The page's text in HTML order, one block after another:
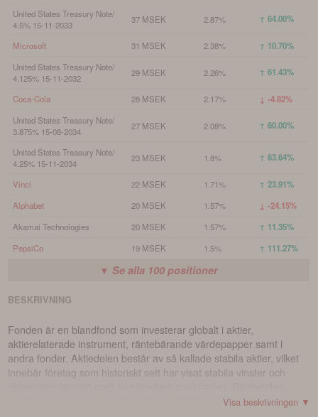
United States Treasury Note/
4.5% 15-11-2033
37 MSEK 2.87% ↑ 64.00%
Microsoft 31 MSEK 2.38% ↑ 10.70%
United States Treasury Note/
4.125% 15-11-2032
29 MSEK 2.26% ↑ 61.43%
Coca-Cola 28 MSEK 2.17% ↓ -4.82%
United States Treasury Note/
3.875% 15-08-2034
27 MSEK 2.08% ↑ 60.00%
United States Treasury Note/
4.25% 15-11-2034
23 MSEK 1.8% ↑ 63.64%
Vinci 22 MSEK 1.71% ↑ 23.91%
Alphabet 20 MSEK 1.57% ↓ -24.15%
Akamai Technologies 20 MSEK 1.57% ↑ 11.35%
PepsiCo 19 MSEK 1.5% ↑ 111.27%
▼ Se alla 100 positioner
BESKRIVNING
Fonden är en blandfond som investerar globalt i aktier,
aktierelaterade instrument, räntebärande värdepapper samt i
andra fonder. Aktiedelen består av så kallade stabila aktier, vilket
innebär företag som historiskt sett har visat stabila vinster och
består huvudsakligen av obligationer utgivna av kreditinstitut med
Visa beskrivningen ▼